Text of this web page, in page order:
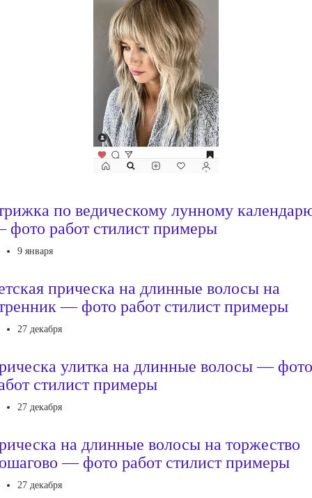
по ведическому лунному
работ стилист примеры
9 января
прическа на длинные волосы на
— фото работ стилист примеры
27 декабря
улитка на длинные волосы — фото
стилист примеры
27 декабря
на длинные волосы на торжество
— фото работ стилист примеры
27 декабря